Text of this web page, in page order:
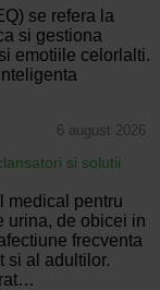
se refera la
si gestiona
emotiile celorlalti.
6 august 2026
si solutii
medical pentru
urina, de obicei in
frecventa
si al adultilor.